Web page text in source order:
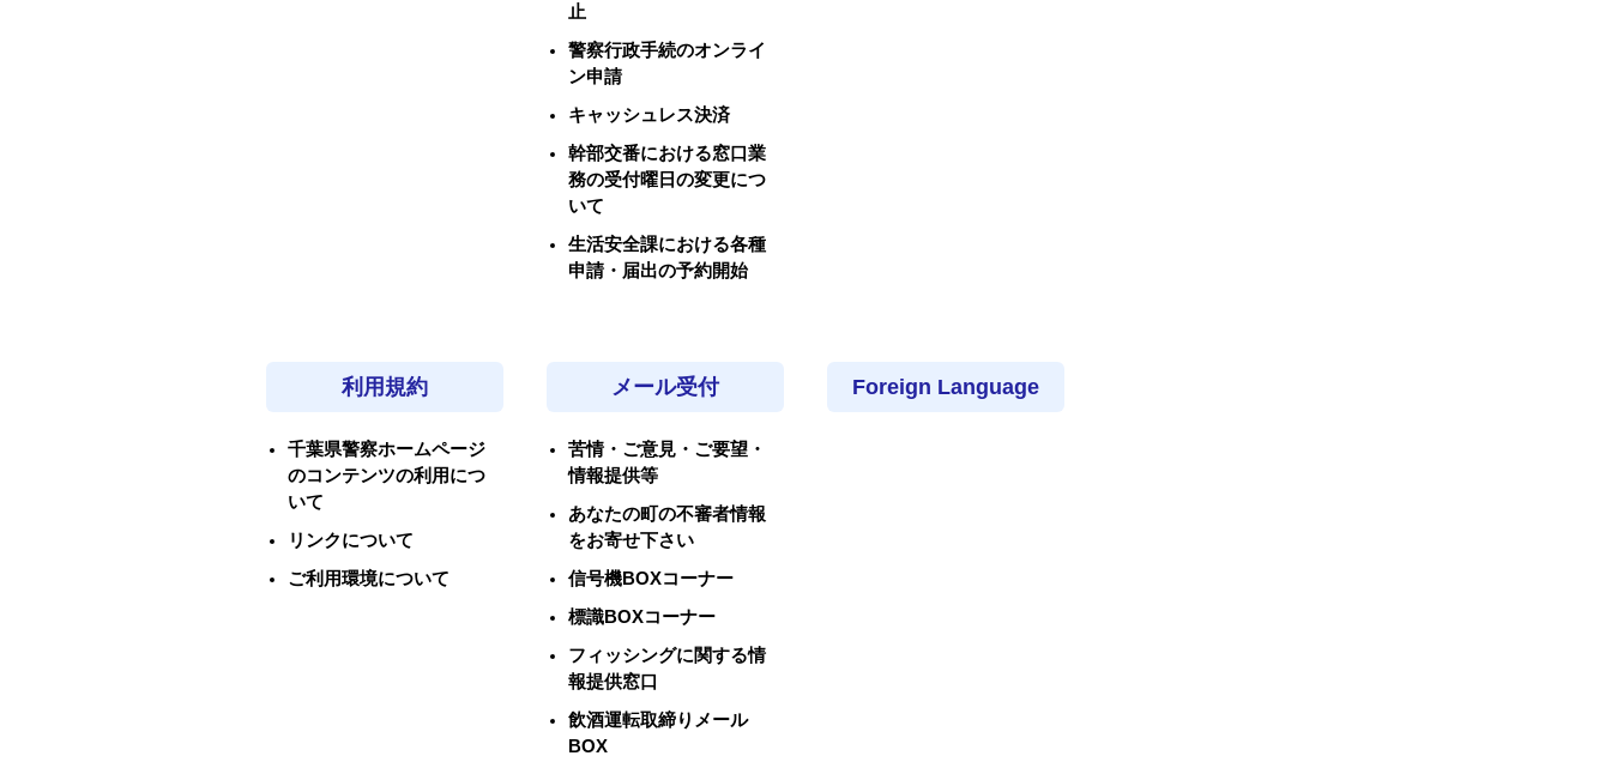
止
警察行政手続のオンライ
ン申請
キャッシュレス決済
幹部交番における窓口業
務の受付曜日の変更につ
いて
生活安全課における各種
申請・届出の予約開始
利用規約
千葉県警察ホームページ
のコンテンツの利用につ
いて
リンクについて
ご利用環境について
メール受付
苦情・ご意見・ご要望・
情報提供等
あなたの町の不審者情報
をお寄せ下さい
信号機BOXコーナー
標識BOXコーナー
フィッシングに関する情
報提供窓口
飲酒運転取締りメール
BOX
Foreign Language